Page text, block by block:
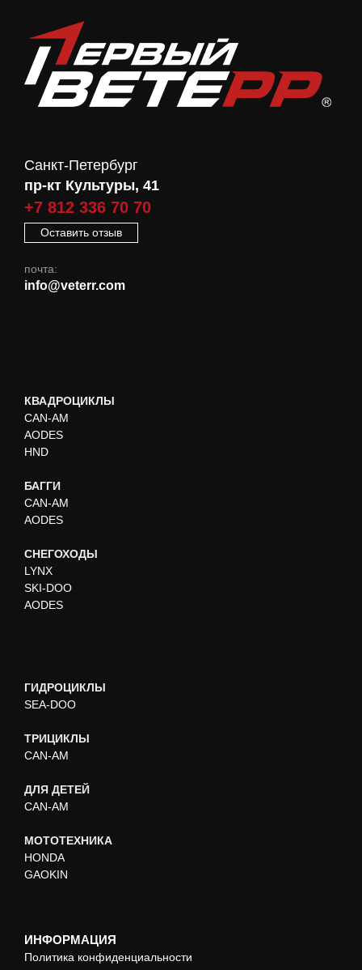
Санкт-Петербург
пр-кт Культуры, 41
+7 812 336 70 70
Оставить отзыв
почта:
info@veterr.com
КВАДРОЦИКЛЫ
CAN-AM
AODES
HND
БАГГИ
CAN-AM
AODES
СНЕГОХОДЫ
LYNX
SKI-DOO
AODES
ГИДРОЦИКЛЫ
SEA-DOO
ТРИЦИКЛЫ
CAN-AM
ДЛЯ ДЕТЕЙ
CAN-AM
МОТОТЕХНИКА
HONDA
GAOKIN
ИНФОРМАЦИЯ
Политика конфиденциальности